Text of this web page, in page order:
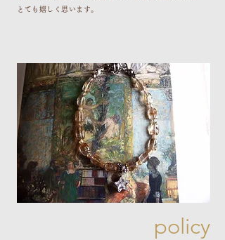
とても嬉しく思います。
​policy